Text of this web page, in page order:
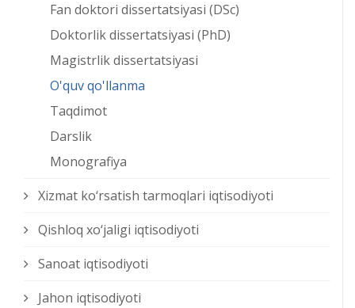
Fan doktori dissertatsiyasi (DSc)
Doktorlik dissertatsiyasi (PhD)
Magistrlik dissertatsiyasi
O'quv qo'llanma
Taqdimot
Darslik
Monografiya
Xizmat kо‘rsatish tarmoqlari iqtisodiyoti
Qishloq xо‘jaligi iqtisodiyoti
Sanoat iqtisodiyoti
Jahon iqtisodiyoti